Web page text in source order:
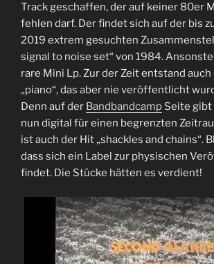
Track geschaffen, der auf keiner 80er
fehlen darf. Der findet sich auf der bis
2019 extrem gesuchten
signal to noise set“ von 1984.
rare Mini Lp. Zur der Zeit entstand auch
„piano“, das aber nie veröffentlicht
Denn auf der Bandbandcamp Seite gibt
nun digital für einen begrenzten
ist auch der Hit „shackles and chains“.
dass sich ein Label zur physischen
findet. Die Stücke hätten es verdient!